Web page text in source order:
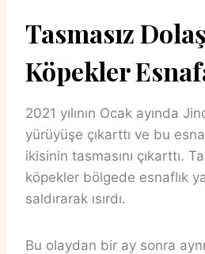
Tasmasız
Köpekler
2021 yılının Ocak ayında
yürüyüşe çıkarttı ve bu
ikisinin tasmasını çıkarttı.
köpekler bölgede esnaflık
saldırarak ısırdı.
Bu olaydan bir ay sonra